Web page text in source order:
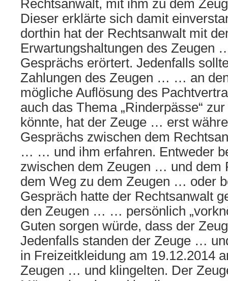
Rechtsanwalt, mit ihm zu dem
Dieser erklärte sich damit
dorthin hat der Rechtsanwalt mit
Erwartungshaltungen des Zeugen
Gesprächs erörtert. Jedenfalls
Zahlungen des Zeugen … … an
mögliche Auflösung des
auch das Thema „Rinderpässe“
könnte, hat der Zeuge … erst
Gesprächs zwischen dem
… … und ihm erfahren. Entweder
zwischen dem Zeugen … und dem
dem Weg zu dem Zeugen … oder
Gespräch hatte der Rechtsanwalt
den Zeugen … … persönlich
Guten sorgen würde, dass der
Jedenfalls standen der Zeuge …
in Freizeitkleidung am 19.12.2014
Zeugen … und klingelten. Der